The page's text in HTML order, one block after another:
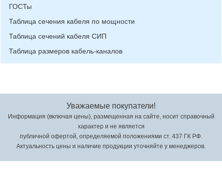
ГОСТы
Таблица сечения кабеля по мощности
Таблица сечений кабеля СИП
Таблица размеров кабель-каналов
Уважаемые покупатели!
Информация (включая цены), размещенная на сайте, носит справочный
характер и не является
публичной офертой, определяемой положениями ст. 437 ГК РФ.
Актуальность цены и наличие продукции уточняйте у менеджеров.